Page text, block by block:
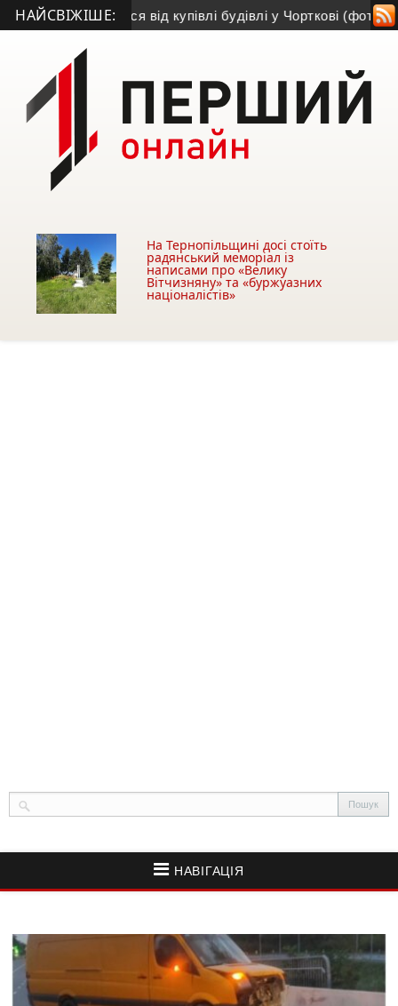
НАЙСВІЖІШЕ:
утриматися від купівлі будівлі у Чорткові (фото) •
На Тернопільщині досі стоїть
радянський меморіал із
написами про «Велику
Вітчизняну» та «буржуазних
націоналістів»
НАВІГАЦІЯ